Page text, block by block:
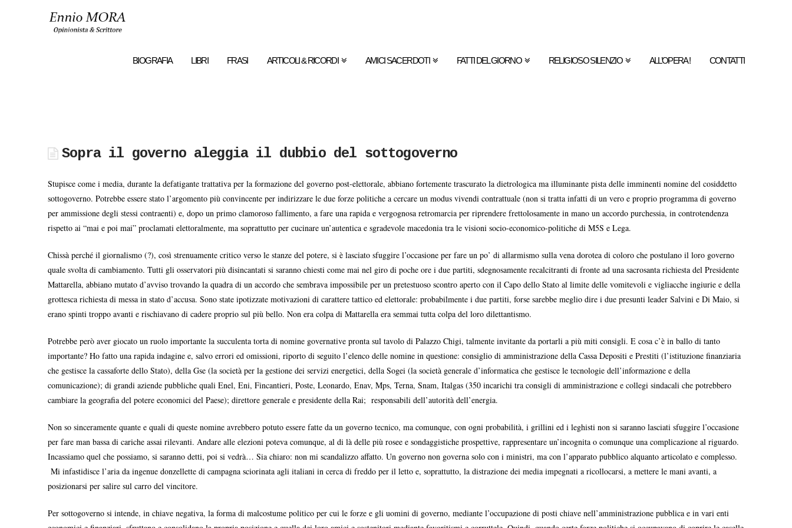
Ennio
BIOGRAFIA LIBRI FRASI ARTICOLI & RICORDI AMICI SACERDOTI FATTI DEL GIORNO RELIGIOSO SILENZIO ALL’OPERA ! CONTATTI
Sopra il governo aleggia il dubbio del sottogoverno
Stupisce come i media, durante la defatigante trattativa per la formazione del governo post-elettorale, abbiano fortemente trascurato la dietrologica ma illuminante pista delle imminenti nomine del cosiddetto
sottogoverno. Potrebbe essere stato l’argomento più convincente per indirizzare le due forze politiche a cercare un modus vivendi contrattuale (non si tratta infatti di un vero e proprio programma di governo
per ammissione degli stessi contraenti) e, dopo un primo clamoroso fallimento, a fare una rapida e vergognosa retromarcia per riprendere frettolosamente in mano un accordo purchessia, in controtendenza
rispetto ai “mai e poi mai” proclamati elettoralmente, ma soprattutto per cucinare un’autentica e sgradevole macedonia tra le visioni socio-economico-politiche di M5S e Lega.
Chissà perché il giornalismo (?), così strenuamente critico verso le stanze del potere, si è lasciato sfuggire l’occasione per fare un po’ di allarmismo sulla vena dorotea di coloro che postulano il loro governo
quale svolta di cambiamento. Tutti gli osservatori più disincantati si saranno chiesti come mai nel giro di poche ore i due partiti, sdegnosamente recalcitranti di fronte ad una sacrosanta richiesta del Presidente
Mattarella, abbiano mutato d’avviso trovando la quadra di un accordo che sembrava impossibile per un pretestuoso scontro aperto con il Capo dello Stato al limite delle vomitevoli e vigliacche ingiurie e della
grottesca richiesta di messa in stato d’accusa. Sono state ipotizzate motivazioni di carattere tattico ed elettorale: probabilmente i due partiti, forse sarebbe meglio dire i due presunti leader Salvini e Di Maio, si
erano spinti troppo avanti e rischiavano di cadere proprio sul più bello. Non era colpa di Mattarella era semmai tutta colpa del loro dilettantismo.
Potrebbe però aver giocato un ruolo importante la succulenta torta di nomine governative pronta sul tavolo di Palazzo Chigi, talmente invitante da portarli a più miti consigli. E cosa c’è in ballo di tanto
importante? Ho fatto una rapida indagine e, salvo errori ed omissioni, riporto di seguito l’elenco delle nomine in questione: consiglio di amministrazione della Cassa Depositi e Prestiti (l’istituzione finanziaria
che gestisce la cassaforte dello Stato), della Gse (la società per la gestione dei servizi energetici, della Sogei (la società generale d’informatica che gestisce le tecnologie dell’informazione e della
comunicazione); di grandi aziende pubbliche quali Enel, Eni, Fincantieri, Poste, Leonardo, Enav, Mps, Terna, Snam, Italgas (350 incarichi tra consigli di amministrazione e collegi sindacali che potrebbero
cambiare la geografia del potere economici del Paese); direttore generale e presidente della Rai; responsabili dell’autorità dell’energia.
Non so sinceramente quante e quali di queste nomine avrebbero potuto essere fatte da un governo tecnico, ma comunque, con ogni probabilità, i grillini ed i leghisti non si saranno lasciati sfuggire l’occasione
per fare man bassa di cariche assai rilevanti. Andare alle elezioni poteva comunque, al di là delle più rosee e sondaggistiche prospettive, rappresentare un’incognita o comunque una complicazione al riguardo.
Incassiamo quel che possiamo, si saranno detti, poi si vedrà… Sia chiaro: non mi scandalizzo affatto. Un governo non governa solo con i ministri, ma con l’apparato pubblico alquanto articolato e complesso.
Mi infastidisce l’aria da ingenue donzellette di campagna sciorinata agli italiani in cerca di freddo per il letto e, soprattutto, la distrazione dei media impegnati a ricollocarsi, a mettere le mani avanti, a
posizionarsi per salire sul carro del vincitore.
Per sottogoverno si intende, in chiave negativa, la forma di malcostume politico per cui le forze e gli uomini di governo, mediante l’occupazione di posti chiave nell’amministrazione pubblica e in vari enti